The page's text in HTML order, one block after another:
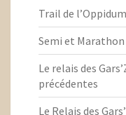
Trail de
Semi et Marathon
Le relais des
précédentes
Le Relais des